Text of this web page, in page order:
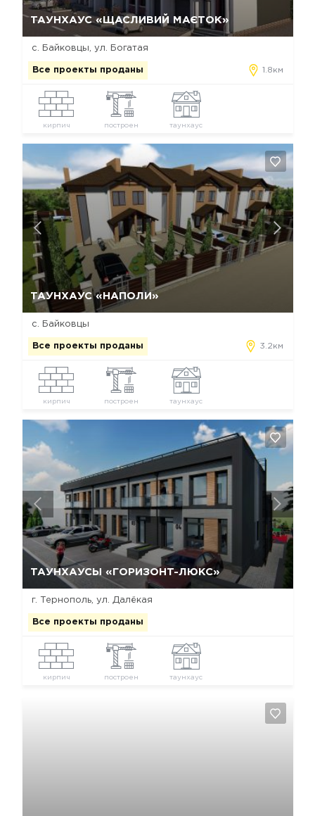
ТАУНХАУС «ЩАСЛИВИЙ МАЄТОК»
с. Байковцы, ул. Богатая
Все проекты проданы 1.8км
кирпич построен таунхаус
Да, удалить
ТАУНХАУС «НАПОЛИ»
с. Байковцы
Все проекты проданы 3.2км
кирпич построен таунхаус
Отмена
ТАУНХАУСЫ «ГОРИЗОНТ-ЛЮКС»
г. Тернополь, ул. Далёкая
Все проекты проданы
кирпич построен таунхаус
Да, удалить Отмена